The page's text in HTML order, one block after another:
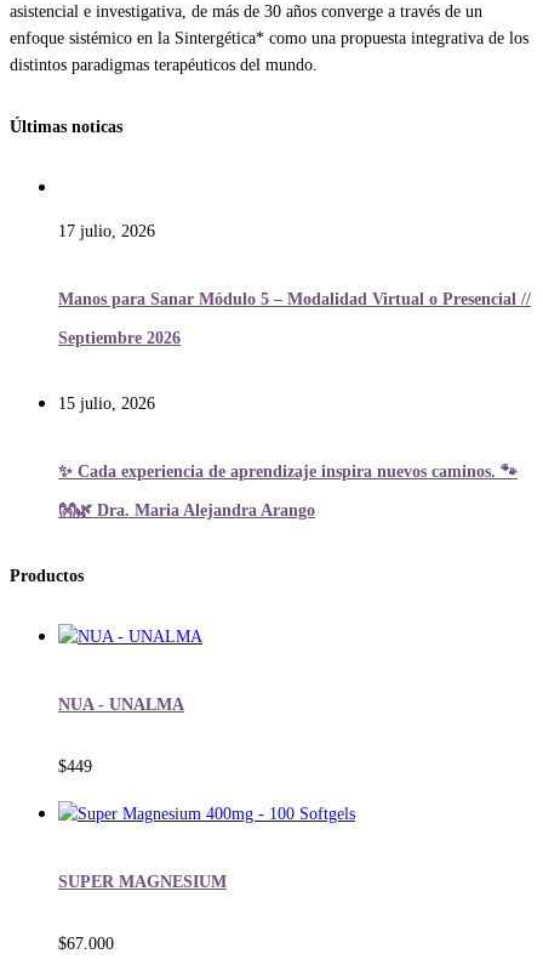
asistencial e investigativa, de más de 30 años converge a través de un
enfoque sistémico en la Sintergética* como una propuesta integrativa de los
distintos paradigmas terapéuticos del mundo.
Últimas noticas
17 julio, 2026
Manos para Sanar Módulo 5 – Modalidad Virtual o Presencial //
Septiembre 2026
15 julio, 2026
✨ Cada experiencia de aprendizaje inspira nuevos caminos. 🐾
👐🌿 Dra. Maria Alejandra Arango
Productos
NUA - UNALMA
$449
SUPER MAGNESIUM
$67.000